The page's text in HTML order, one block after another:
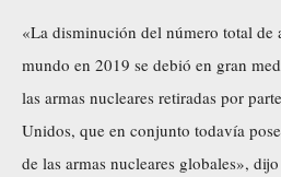
«La disminución del número total de
mundo en 2019 se debió en gran
las armas nucleares retiradas por
Unidos, que en conjunto todavía
de las armas nucleares globales»,